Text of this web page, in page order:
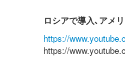
ロシアで導入､アメ
https://
https://